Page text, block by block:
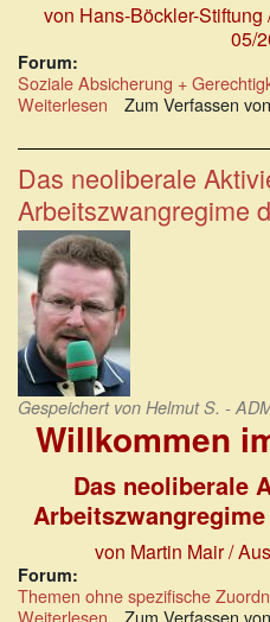
von Hans-Böckler-
05/
Forum:
Soziale Absicherung +
Weiterlesen über
der
Geschlechter:
Gleicher
Beruf,
weniger
Geld
Zum Verfassen
Das neoliberale
Arbeitszwangregime
Gespeichert von Helmut S. -
Willkommen
Das neoliberale
von Martin Mair /
Forum:
Themen ohne spezifische
Weiterlesen über
Zum Verfassen